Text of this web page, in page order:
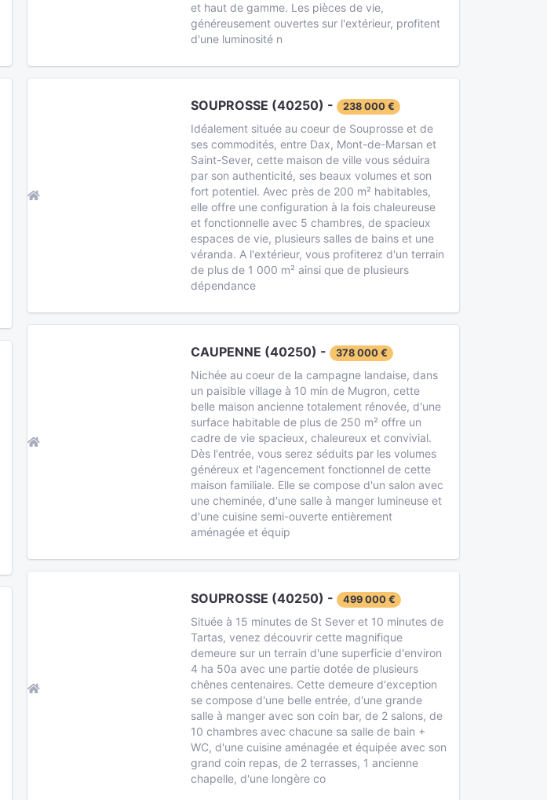
et haut de gamme. Les pièces de vie,
généreusement ouvertes sur l'extérieur, profitent
d'une luminosité n
SOUPROSSE (40250) - 238 000 €
Idéalement située au coeur de Souprosse et de
ses commodités, entre Dax, Mont-de-Marsan et
Saint-Sever, cette maison de ville vous séduira
par son authenticité, ses beaux volumes et son
fort potentiel. Avec près de 200 m² habitables,
elle offre une configuration à la fois chaleureuse
et fonctionnelle avec 5 chambres, de spacieux
espaces de vie, plusieurs salles de bains et une
véranda. A l'extérieur, vous profiterez d'un terrain
de plus de 1 000 m² ainsi que de plusieurs
dépendance
CAUPENNE (40250) - 378 000 €
Nichée au coeur de la campagne landaise, dans
un paisible village à 10 min de Mugron, cette
belle maison ancienne totalement rénovée, d'une
surface habitable de plus de 250 m² offre un
cadre de vie spacieux, chaleureux et convivial.
Dès l'entrée, vous serez séduits par les volumes
généreux et l'agencement fonctionnel de cette
maison familiale. Elle se compose d'un salon avec
une cheminée, d'une salle à manger lumineuse et
d'une cuisine semi-ouverte entièrement
aménagée et équip
SOUPROSSE (40250) - 499 000 €
Située à 15 minutes de St Sever et 10 minutes de
Tartas, venez découvrir cette magnifique
demeure sur un terrain d'une superficie d'environ
4 ha 50a avec une partie dotée de plusieurs
chênes centenaires. Cette demeure d'exception
se compose d'une belle entrée, d'une grande
salle à manger avec son coin bar, de 2 salons, de
10 chambres avec chacune sa salle de bain +
WC, d'une cuisine aménagée et équipée avec son
grand coin repas, de 2 terrasses, 1 ancienne
chapelle, d'une longère co